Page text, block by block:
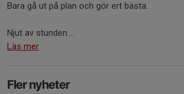
Bara gå ut på plan och gör ert bästa.
Njut av stunden....
Läs mer
Fler nyheter